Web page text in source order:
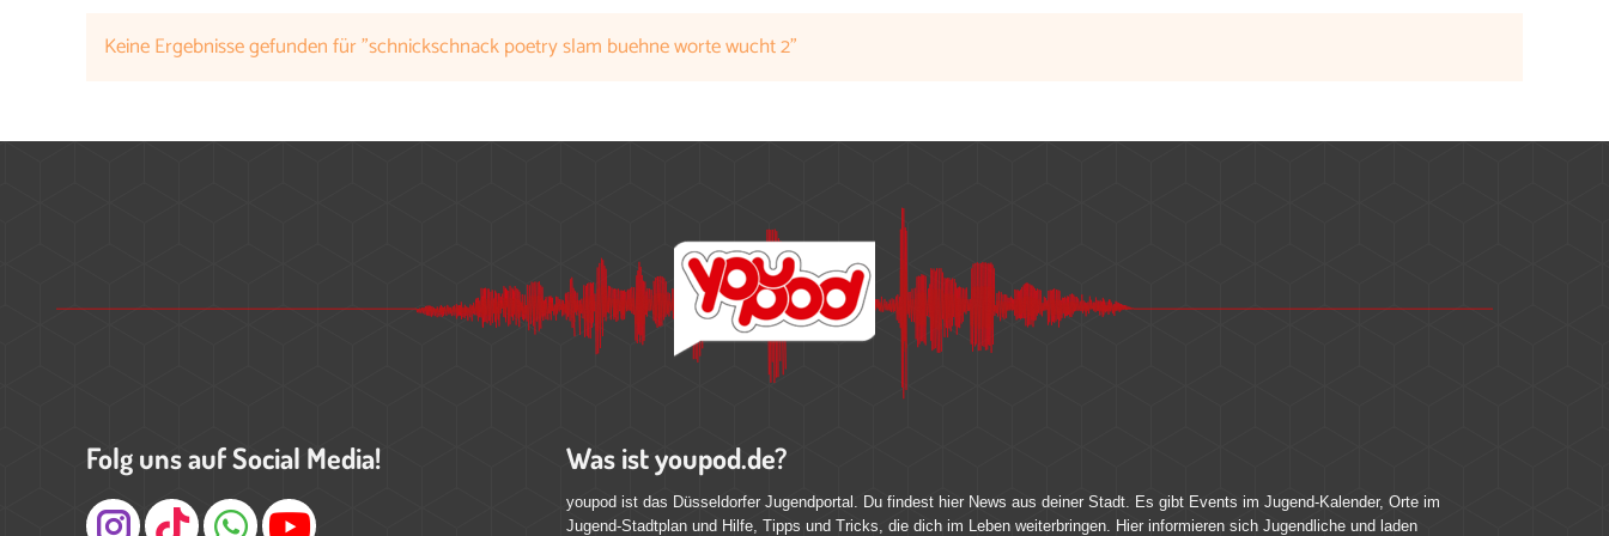
Keine Ergebnisse gefunden für "schnickschnack poetry slam buehne worte wucht 2"
Folg uns auf Social Media! Was ist youpod.de?
youpod ist das Düsseldorfer Jugendportal. Du findest hier News aus deiner Stadt. Es gibt Events im Jugend-Kalender, Orte im
Jugend-Stadtplan und Hilfe, Tipps und Tricks, die dich im Leben weiterbringen. Hier informieren sich Jugendliche und laden